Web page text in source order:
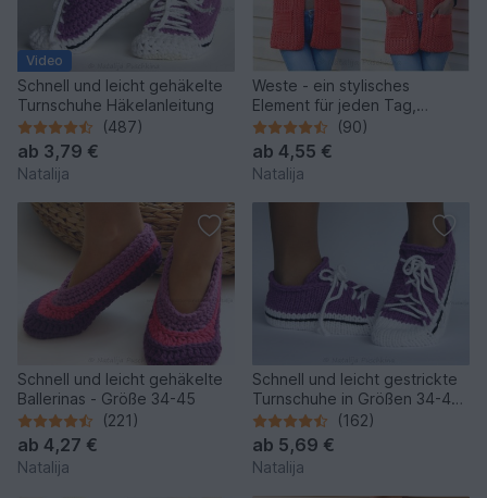
Video
Schnell und leicht gehäkelte
Turnschuhe Häkelanleitung
(487)
ab 3,79 €
Natalija
Weste - ein stylisches
Element für jeden Tag,
Häkelanleitung mit
Häkelschrift in Gr. 32 bis 52+
(90)
ab 4,55 €
Natalija
Schnell und leicht gehäkelte
Ballerinas - Größe 34-45
(221)
ab 4,27 €
Natalija
Schnell und leicht gestrickte
Turnschuhe in Größen 34-45,
Strickanleitung für 2 Designs
(162)
ab 5,69 €
Natalija